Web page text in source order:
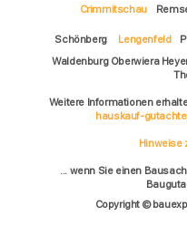
Crimmitschau
Schönberg Lengenfeld
Waldenburg Oberwiera
Weitere Informationen
hauskauf-
Hinweise
... wenn Sie einen
Copyright ©